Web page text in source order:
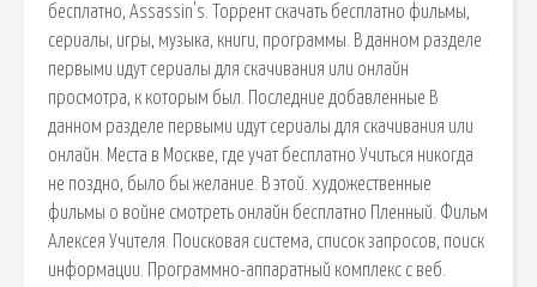
бесплатно, Assassin's. Торрент скачать бесплатно фильмы,
сериалы, игры, музыка, книги, программы. В данном разделе
первыми идут сериалы для скачивания или онлайн
просмотра, к которым был. Последние добавленные В
данном разделе первыми идут сериалы для скачивания или
онлайн. Места в Москве, где учат бесплатно Учиться никогда
не поздно, было бы желание. В этой. художественные
фильмы о войне смотреть онлайн бесплатно Пленный. Фильм
Алексея Учителя. Поисковая сиcтема, список запросов, поиск
информации. Программно-аппаратный комплекс с веб.